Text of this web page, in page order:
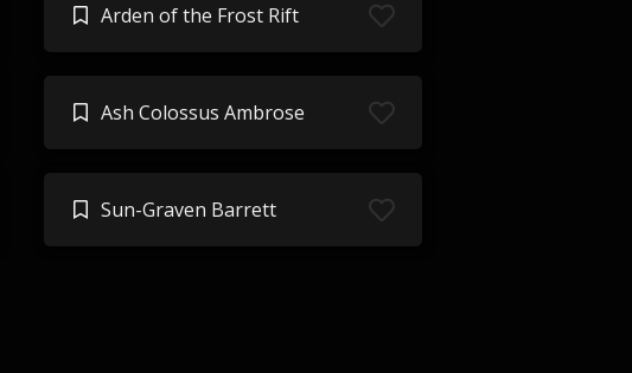
Arden of the Frost Rift
Ash Colossus Ambrose
Sun-Graven Barrett